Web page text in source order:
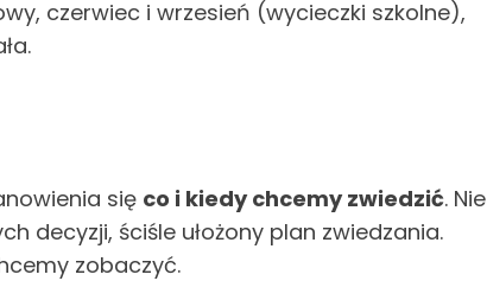
czerwiec i wrzesień (wycieczki szkolne),
się co i kiedy chcemy zwiedzić. Nie
decyzji, ściśle ułożony plan zwiedzania.
zobaczyć.